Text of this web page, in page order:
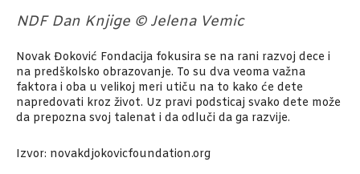
NDF Dan Knjige © Jelena Vemic
Novak Đoković Fondacija fokusira se na rani razvoj dece i
na predškolsko obrazovanje. To su dva veoma važna
faktora i oba u velikoj meri utiču na to kako će dete
napredovati kroz život. Uz pravi podsticaj svako dete može
da prepozna svoj talenat i da odluči da ga razvije.
Izvor: novakdjokovicfoundation.org